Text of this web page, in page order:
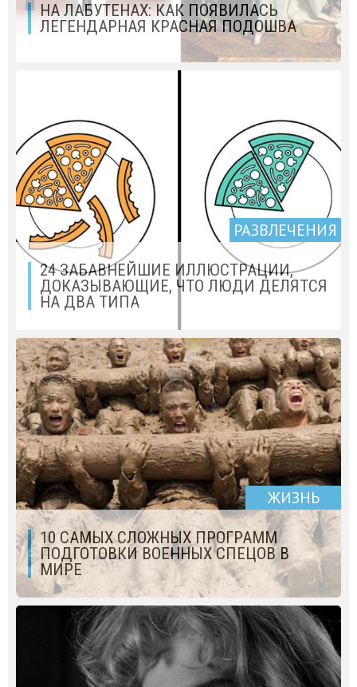
НА ЛАБУТЕНАХ: КАК ПОЯВИЛАСЬ
ЛЕГЕНДАРНАЯ КРАСНАЯ ПОДОШВА
РАЗВЛЕЧЕНИЯ
24 ЗАБАВНЕЙШИЕ ИЛЛЮСТРАЦИИ,
ДОКАЗЫВАЮЩИЕ, ЧТО ЛЮДИ ДЕЛЯТСЯ
НА ДВА ТИПА
ЖИЗНЬ
10 САМЫХ СЛОЖНЫХ ПРОГРАММ
ПОДГОТОВКИ ВОЕННЫХ СПЕЦОВ В
МИРЕ